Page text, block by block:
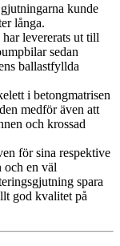
kunde
långa.
levererats ut till
sedan
ballastfyllda
i betongmatrisen
medför även att
och krossad
för sina respektive
och en väl
spara
god kvalitet på